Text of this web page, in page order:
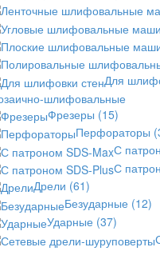
Для
шлифовальные
Фрезеры (15)
Перфораторы
С
С
Дрели (61)
Безударные (12)
Ударные (37)